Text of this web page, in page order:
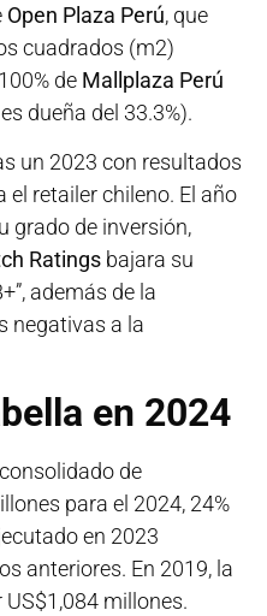
Open Plaza Perú, que
cuadrados (m2)
de Mallplaza Perú
dueña del 33.3%).
un 2023 con resultados
retailer chileno. El año
grado de inversión,
Ratings bajara su
además de la
negativas a la
en 2024
de
para el 2024, 24%
en 2023
anteriores. En 2019, la
millones.